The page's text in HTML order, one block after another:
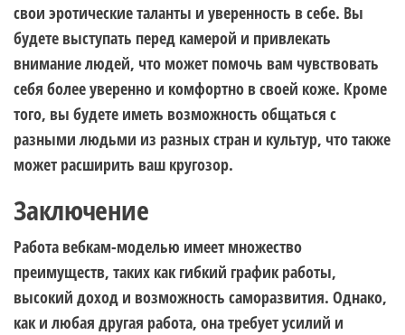
свои эротические таланты и уверенность в себе. Вы
будете выступать перед камерой и привлекать
внимание людей, что может помочь вам чувствовать
себя более уверенно и комфортно в своей коже. Кроме
того, вы будете иметь возможность общаться с
разными людьми из разных стран и культур, что также
может расширить ваш кругозор.
Заключение
Работа вебкам-моделью имеет множество
преимуществ, таких как гибкий график работы,
высокий доход и возможность саморазвития. Однако,
как и любая другая работа, она требует усилий и